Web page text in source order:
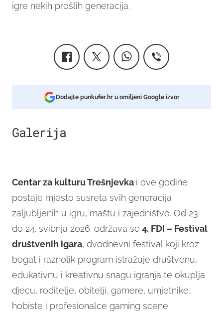
igre nekih prošlih generacija.
Dodajte punkufer.hr u omiljeni Google izvor
Galerija
Centar za kulturu Trešnjevka i ove godine
postaje mjesto susreta svih generacija
zaljubljenih u igru, maštu i zajedništvo. Od 23.
do 24. svibnja 2026. održava se 4. FDI – Festival
društvenih igara, dvodnevni festival koji kroz
bogat i raznolik program istražuje društvenu,
edukativnu i kreativnu snagu igranja te okuplja
djecu, roditelje, obitelji, gamere, umjetnike,
hobiste i profesionalce gaming scene.